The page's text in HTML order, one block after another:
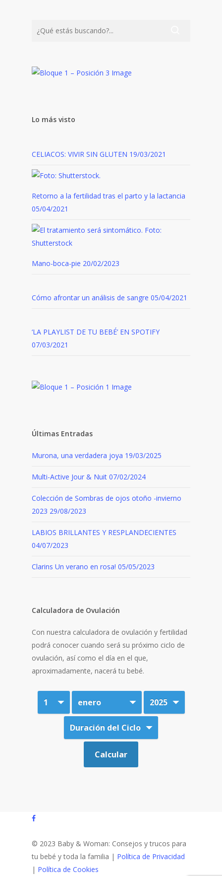
Lo más visto
CELIACOS: VIVIR SIN GLUTEN 19/03/2021
Retorno a la fertilidad tras el parto y la lactancia
05/04/2021
Mano-boca-pie 20/02/2023
Cómo afrontar un análisis de sangre 05/04/2021
‘LA PLAYLIST DE TU BEBÉ’ EN SPOTIFY
07/03/2021
Últimas Entradas
Murona, una verdadera joya 19/03/2025
Multi-Active Jour & Nuit 07/02/2024
Colección de Sombras de ojos otoño -invierno
2023 29/08/2023
LABIOS BRILLANTES Y RESPLANDECIENTES
04/07/2023
Clarins Un verano en rosa! 05/05/2023
Calculadora de Ovulación
Con nuestra calculadora de ovulación y fertilidad
podrá conocer cuando será su próximo ciclo de
ovulación, así como el día en el que,
aproximadamente, nacerá tu bebé.
facebook
© 2023 Baby & Woman: Consejos y trucos para
tu bebé y toda la familia | Política de Privacidad
| Política de Cookies